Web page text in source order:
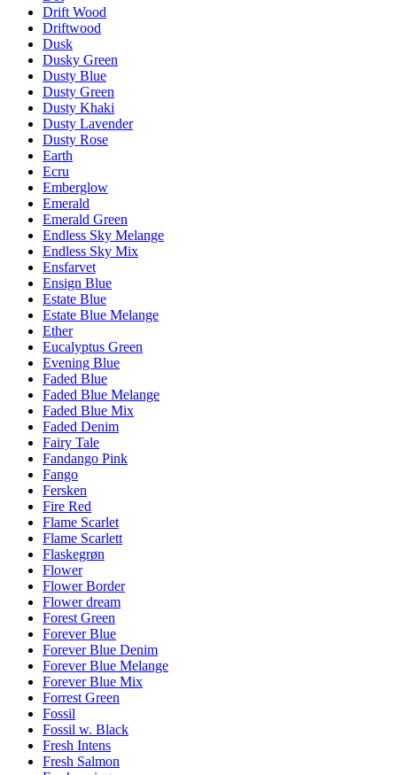
Drift Wood
Driftwood
Dusk
Dusky Green
Dusty Blue
Dusty Green
Dusty Khaki
Dusty Lavender
Dusty Rose
Earth
Ecru
Emberglow
Emerald
Emerald Green
Endless Sky Melange
Endless Sky Mix
Ensfarvet
Ensign Blue
Estate Blue
Estate Blue Melange
Ether
Eucalyptus Green
Evening Blue
Faded Blue
Faded Blue Melange
Faded Blue Mix
Faded Denim
Fairy Tale
Fandango Pink
Fango
Fersken
Fire Red
Flame Scarlet
Flame Scarlett
Flaskegrøn
Flower
Flower Border
Flower dream
Forest Green
Forever Blue
Forever Blue Denim
Forever Blue Melange
Forever Blue Mix
Forrest Green
Fossil
Fossil w. Black
Fresh Intens
Fresh Salmon